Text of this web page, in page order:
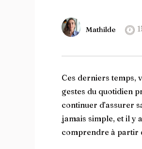
Mathilde
Ces derniers temps,
gestes du quotidien
continuer d’assurer
jamais simple, et il y
comprendre à partir